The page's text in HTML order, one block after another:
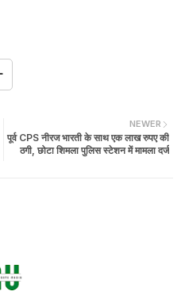
NEWER
पूर्व CPS नीरज भारती के साथ एक लाख रुपए की
ठगी, छोटा शिमला पुलिस स्टेशन में मामला दर्ज